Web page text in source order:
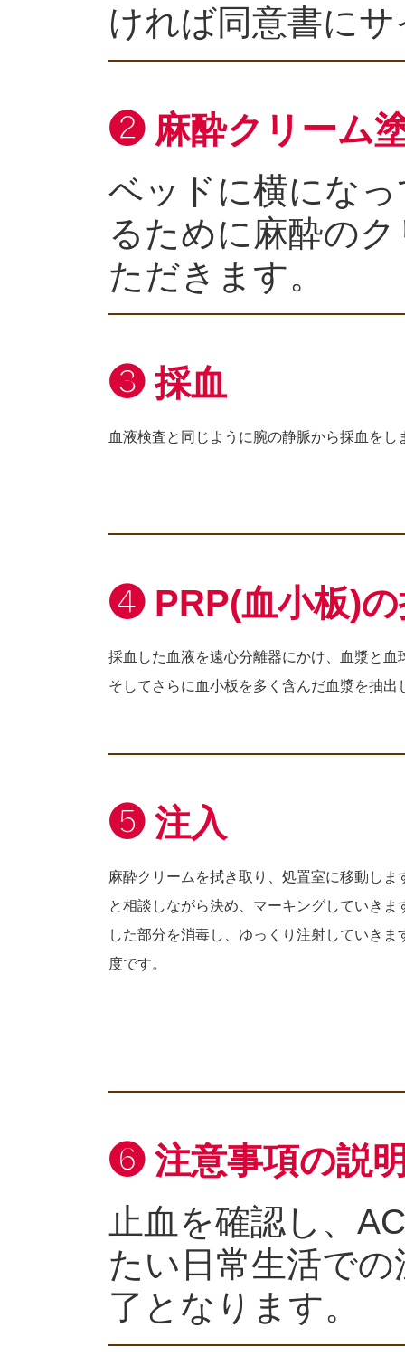
ければ同意書に
❷ 麻酔クリーム
ベッドに横にな
るために麻酔の
ただきます。
❸ 採血
血液検査と同じように腕の静脈から採血をし
❹ PRP(血小板)の
採血した血液を遠心分離器にかけ、血漿と血
そしてさらに血小板を多く含んだ血漿を抽出
❺ 注入
麻酔クリームを拭き取り、処置室に移動しま
と相談しながら決め、マーキングしていきま
した部分を消毒し、ゆっくり注射していき
度です。
❻ 注意事項の説
止血を確認し、
たい日常生活で
了となります。